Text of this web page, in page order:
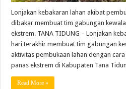
Lonjakan kebakaran lahan akibat
dibakar membuat tim gabungan
ekstrem. TANA TIDUNG – Lonjakan
hari terakhir membuat tim gabungan
aktivitas pembukaan lahan dengan
panas ekstrem di Kabupaten Tana
Read More »